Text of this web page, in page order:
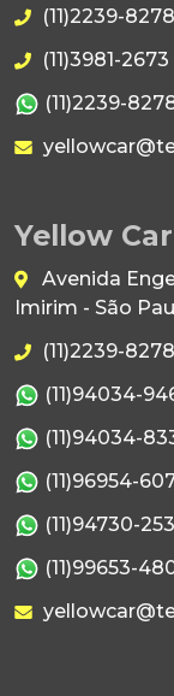
(11)2239-8278
(11)3981-2673
(11)2239-
Yellow
Avenida
Imirim - São
(11)2239-8278
(11)94034-
(11)94034-
(11)96954-
(11)94730-
(11)99653-